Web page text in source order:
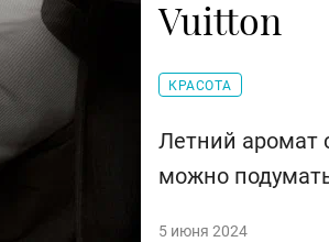
Vuitton
КРАСОТА
Летний аромат
можно
5 июня 2024